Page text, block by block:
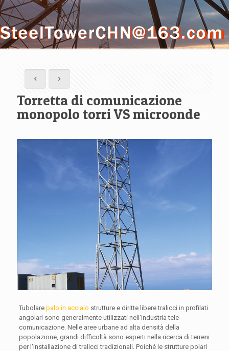
Torretta di comunicazione
monopolo torri VS microonde
Tubolare palo in acciaio strutture e diritte libere tralicci in profilati
angolari sono generalmente utilizzati nell'industria tele-
comunicazione. Nelle aree urbane ad alta densità della
popolazione, grandi difficoltà sono esperti nella ricerca di terreni
per l'installazione di tralicci tradizionali. Poiché le strutture polari